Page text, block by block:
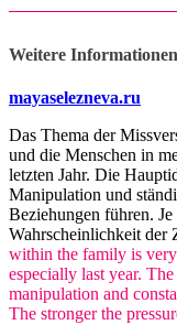
Weitere
mayaselezneva.ru
Das Thema der
und die Menschen in
letzten Jahr. Die
Manipulation und
Beziehungen führen.
Wahrscheinlichkeit der
within the family is
especially last year.
manipulation and
The stronger the